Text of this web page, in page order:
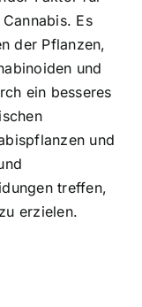
Es
der Pflanzen,
und
ein besseres
und
treffen,
erzielen.